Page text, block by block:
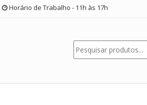
Horário de Trabalho - 11h às 17h
Pesquisar